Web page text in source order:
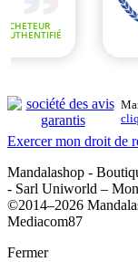
Exercer mon droit de
Mandalashop -
- Sarl Uniworld –
©2014–2026
Mediacom87
Fermer